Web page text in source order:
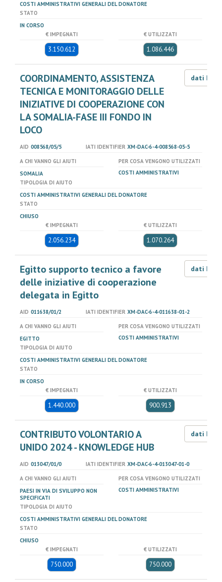
COSTI AMMINISTRATIVI GENERALI DEL DONATORE
STATO
IN CORSO
€ IMPEGNATI
3.150.612
€ UTILIZZATI
1.086.446
COORDINAMENTO, ASSISTENZA
TECNICA E MONITORAGGIO DELLE
INIZIATIVE DI COOPERAZIONE CON
LA SOMALIA-FASE III FONDO IN
LOCO
dati LOD
AID 008568/05/5 IATI IDENTIFIER XM-DAC-6-4-008568-05-5
A CHI VANNO GLI AIUTI
SOMALIA
PER COSA VENGONO UTILIZZATI
COSTI AMMINISTRATIVI
TIPOLOGIA DI AIUTO
COSTI AMMINISTRATIVI GENERALI DEL DONATORE
STATO
CHIUSO
€ IMPEGNATI
2.056.234
€ UTILIZZATI
1.070.264
Egitto supporto tecnico a favore
delle iniziative di cooperazione
delegata in Egitto
dati LOD
AID 011638/01/2 IATI IDENTIFIER XM-DAC-6-4-011638-01-2
A CHI VANNO GLI AIUTI
EGITTO
PER COSA VENGONO UTILIZZATI
COSTI AMMINISTRATIVI
TIPOLOGIA DI AIUTO
COSTI AMMINISTRATIVI GENERALI DEL DONATORE
STATO
IN CORSO
€ IMPEGNATI
1.440.000
€ UTILIZZATI
900.913
CONTRIBUTO VOLONTARIO A
UNIDO 2024 - KNOWLEDGE HUB
dati LOD
AID 013047/01/0 IATI IDENTIFIER XM-DAC-6-4-013047-01-0
A CHI VANNO GLI AIUTI
PAESI IN VIA DI SVILUPPO NON
SPECIFICATI
PER COSA VENGONO UTILIZZATI
COSTI AMMINISTRATIVI
TIPOLOGIA DI AIUTO
COSTI AMMINISTRATIVI GENERALI DEL DONATORE
STATO
CHIUSO
€ IMPEGNATI
750.000
€ UTILIZZATI
750.000